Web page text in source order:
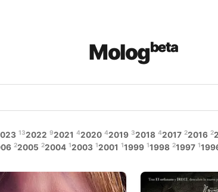
Mologᵇᵉᵗᵃ
132022 92021 42020 42019 32018 42017 22016 2
22005 22004 12003 12001 11999 11998 21997 1